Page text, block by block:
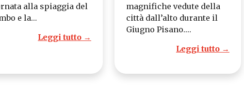
alla spiaggia del
e la…
Leggi tutto →
magnifiche vedute della
città dall’alto durante il
Giugno Pisano.…
Leggi tutto →